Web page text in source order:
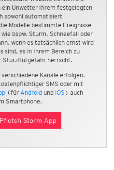
ein Unwetter Ihrem festgelegten
sowohl automatisiert
Modelle bestimmte Ereignisse
bspw. Sturm, Schneefall oder
wenn es tatsächlich ernst wird
sind, es in Ihrem Bereich zu
Sturzflutgefahr herrscht.
Kanäle erfolgen.
SMS oder mit
(für Android und iOS ) auch
Smartphone.
Storm App